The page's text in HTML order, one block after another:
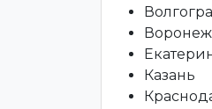
Воронеж
Казань